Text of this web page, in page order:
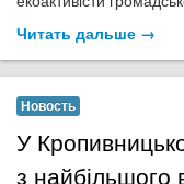
Читать дальше →
​У
з найбільшого